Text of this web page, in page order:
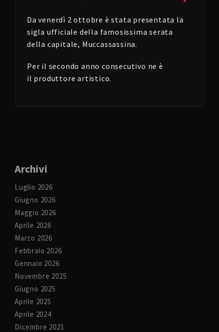
Da venerdì 2 ottobre è stata presentata la
sigla ufficiale della famosissima serata
della capitale, Muccassassina.
Per il secondo anno consecutivo ne è
il produttore artistico.
Archivi
Luglio 2026
Giugno 2026
Maggio 2026
Aprile 2026
Marzo 2026
Febbraio 2026
Gennaio 2026
Novembre 2025
Giugno 2025
Aprile 2025
Aprile 2024
Dicembre 2021